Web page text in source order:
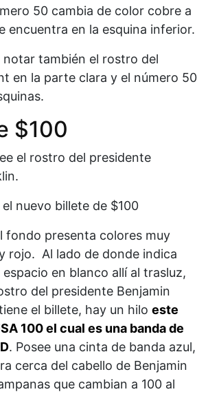
50 cambia de color cobre a
encuentra en la esquina inferior.
notar también el rostro del
en la parte clara y el número 50
$100
el rostro del presidente
nuevo billete de $100
fondo presenta colores muy
rojo. Al lado de donde indica
espacio en blanco allí al trasluz,
del presidente Benjamin
el billete, hay un hilo este
100 el cual es una banda de
. Posee una cinta de banda azul,
cerca del cabello de Benjamin
que cambian a 100 al